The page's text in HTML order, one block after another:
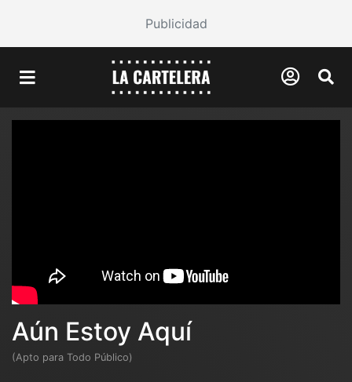
Publicidad
Aún Estoy Aquí
(Apto para Todo Público)